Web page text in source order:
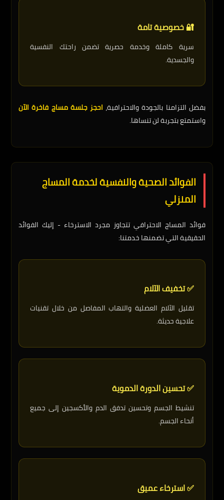
🔐 خصوصية تامة
سرية كاملة وخدمة حصرية تضمن راحتك النفسية
والجسدية.
بفضل التزامنا بالجودة والاحترافية، احجز جلسة مساج فاخرة الآن
واستمتع بتجربة لن تنساها.
الفوائد الصحية والنفسية لخدمة المساج
المنزلي
فوائد المساج الاحترافي تتجاوز مجرد الاسترخاء - إليك الفوائد
الحقيقية التي تضمنها خدمتنا:
✅ تخفيف الآلام
تقليل الآلام العضلية والتهاب المفاصل من خلال تقنيات
علاجية حديثة.
✅ تحسين الدورة الدموية
تنشيط الجسم وتحسين تدفق الدم والأكسجين إلى جميع
أنحاء الجسم.
✅ استرخاء عميق